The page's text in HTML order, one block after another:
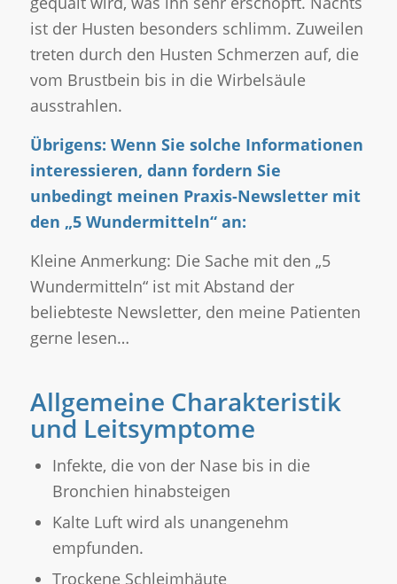
ist der Husten besonders schlimm. Zuweilen
treten durch den Husten Schmerzen auf, die
vom Brustbein bis in die Wirbelsäule
ausstrahlen.
Übrigens: Wenn Sie solche Informationen
interessieren, dann fordern Sie
unbedingt meinen Praxis-Newsletter mit
den „5 Wundermitteln“ an:
Kleine Anmerkung: Die Sache mit den „5
Wundermitteln“ ist mit Abstand der
beliebteste Newsletter, den meine Patienten
gerne lesen…
Allgemeine Charakteristik
und Leitsymptome
Infekte, die von der Nase bis in die
Bronchien hinabsteigen
Kalte Luft wird als unangenehm
empfunden.
Trockene Schleimhäute